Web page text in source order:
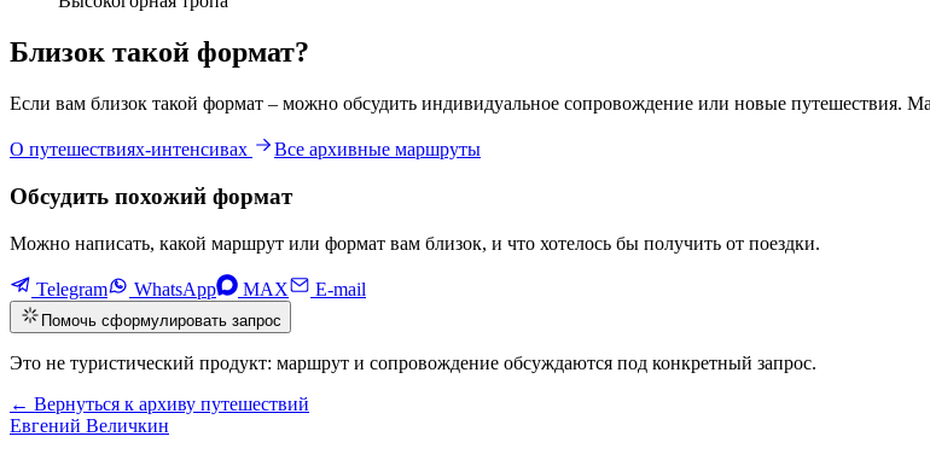
Близок такой формат?
Если вам близок такой формат – можно обсудить индивидуальное сопровождение или новые путешествия.
О путешествиях-интенсивах Все архивные маршруты
Обсудить похожий формат
Можно написать, какой маршрут или формат вам близок, и что хотелось бы получить от поездки.
Telegram WhatsApp MAX E-mail
Помочь сформулировать запрос
Это не туристический продукт: маршрут и сопровождение обсуждаются под конкретный запрос.
← Вернуться к архиву путешествий
Евгений Величкин